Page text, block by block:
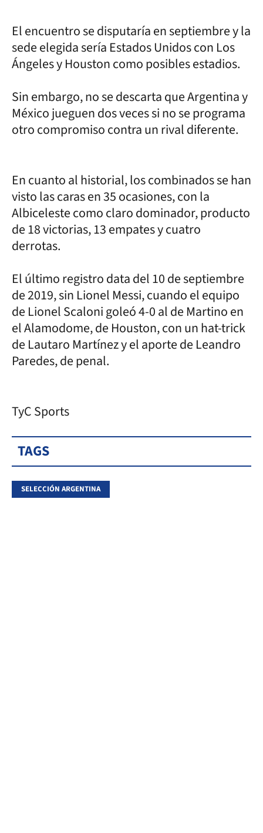
El encuentro se disputaría en septiembre y la
sede elegida sería Estados Unidos con Los
Ángeles y Houston como posibles estadios.
Sin embargo, no se descarta que Argentina y
México jueguen dos veces si no se programa
otro compromiso contra un rival diferente.
En cuanto al historial, los combinados se han
visto las caras en 35 ocasiones, con la
Albiceleste como claro dominador, producto
de 18 victorias, 13 empates y cuatro
derrotas.
El último registro data del 10 de septiembre
de 2019, sin Lionel Messi, cuando el equipo
de Lionel Scaloni goleó 4-0 al de Martino en
el Alamodome, de Houston, con un hat-trick
de Lautaro Martínez y el aporte de Leandro
Paredes, de penal.
TyC Sports
TAGS
SELECCIÓN ARGENTINA